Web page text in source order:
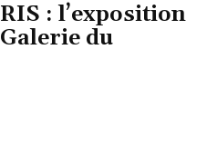
: l’exposition
du